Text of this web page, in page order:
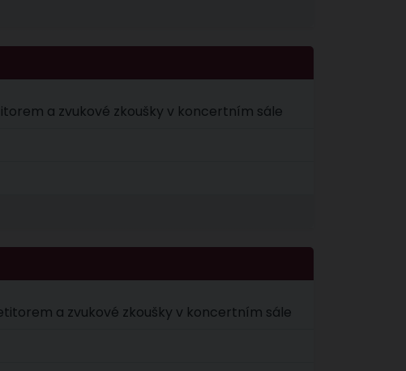
a zvukové zkoušky v koncertním sále
a zvukové zkoušky v koncertním sále